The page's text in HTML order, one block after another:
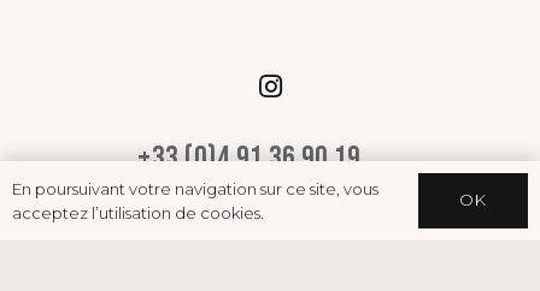
+33 (0)4 91 36 90 19
14 boulevard Baille, 13006 Marseille
En poursuivant votre navigation sur ce site, vous
acceptez l’utilisation de cookies.
OK